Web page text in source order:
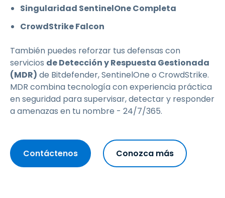
Singularidad SentinelOne Completa
CrowdStrike Falcon
También puedes reforzar tus defensas con
servicios de Detección y Respuesta Gestionada
(MDR) de Bitdefender, SentinelOne o CrowdStrike.
MDR combina tecnología con experiencia práctica
en seguridad para supervisar, detectar y responder
a amenazas en tu nombre - 24/7/365.
Contáctenos Conozca más